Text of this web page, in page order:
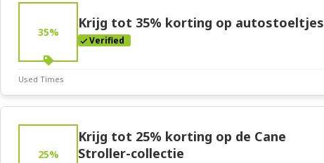
Expires:Mar-31-2026
35%
Krijg tot 35% korting op autostoeltjes
Verified
Used Times
Deal Stats
Expires:Mar-31-2026
25%
Krijg tot 25% korting op de Cane
Stroller-collectie